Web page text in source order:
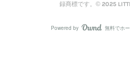
録商標です。© 2025
Powered by 無料でホ